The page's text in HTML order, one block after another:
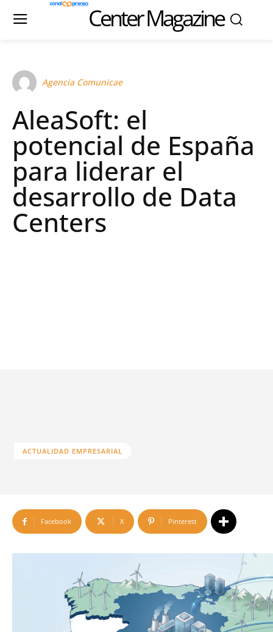
Center Magazine
Agencia Comunicae
AleaSoft: el
potencial de España
para liderar el
desarrollo de Data
Centers
ACTUALIDAD EMPRESARIAL
Facebook X Pinterest